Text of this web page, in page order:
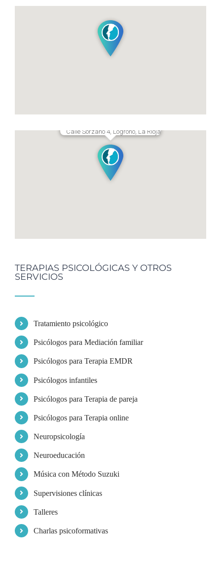
Calle Sorzano 4, Logroño, La Rioja
TERAPIAS PSICOLÓGICAS Y OTROS
SERVICIOS
Tratamiento psicológico
Psicólogos para Mediación familiar
Psicólogos para Terapia EMDR
Psicólogos infantiles
Psicólogos para Terapia de pareja
Psicólogos para Terapia online
Neuropsicología
Neuroeducación
Música con Método Suzuki
Supervisiones clínicas
Talleres
Charlas psicoformativas